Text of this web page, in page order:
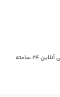
۲۴ ساعته